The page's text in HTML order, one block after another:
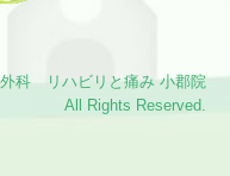
科 リハビリと痛み 小郡院
All Rights Reserved.